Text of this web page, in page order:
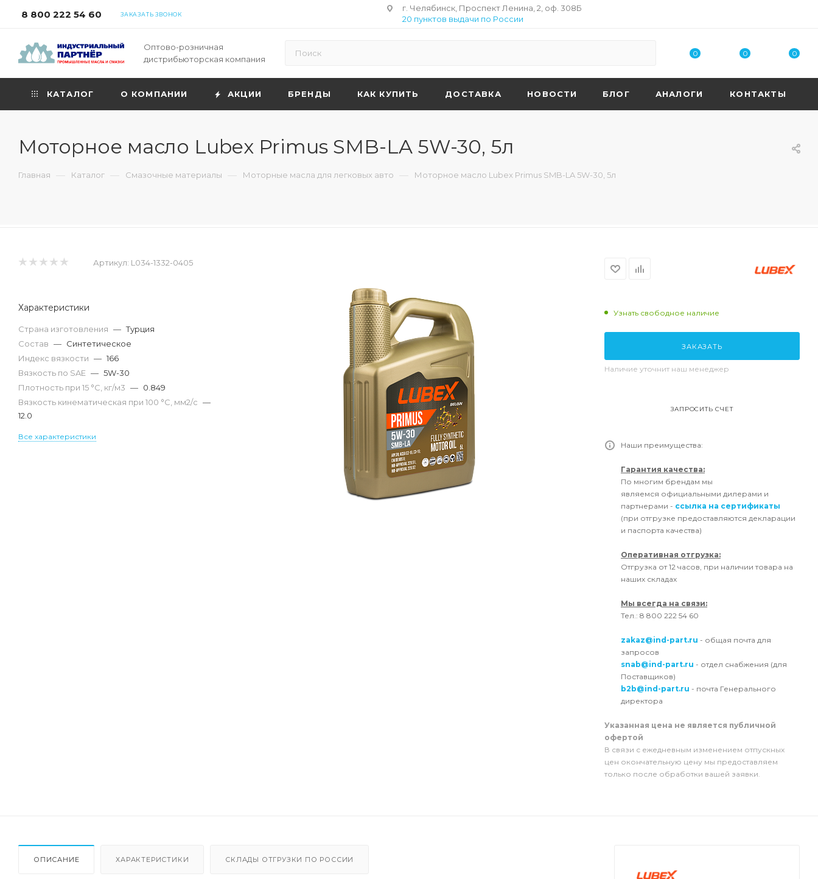
8 800 222 54 60 ЗАКАЗАТЬ ЗВОНОК
г. Челябинск, Проспект Ленина, 2, оф. 308Б
20 пунктов выдачи по России
Оптово-розничная
дистрибьюторская компания
0 0 0
КАТАЛОГ О КОМПАНИИ АКЦИИ БРЕНДЫ КАК КУПИТЬ ДОСТАВКА НОВОСТИ БЛОГ АНАЛОГИ КОНТАКТЫ
Моторное масло Lubex Primus SMB-LA 5W-30, 5л
Главная — Каталог — Смазочные материалы — Моторные масла для легковых авто — Моторное масло Lubex Primus SMB-LA 5W-30, 5л
Артикул: L034-1332-0405
Характеристики
Страна изготовления — Турция
Состав — Синтетическое
Индекс вязкости — 166
Вязкость по SAE — 5W-30
Плотность при 15 °С, кг/м3 — 0.849
Вязкость кинематическая при 100 °С, мм2/с —
12.0
Все характеристики
Узнать свободное наличие
ЗАКАЗАТЬ
Наличие уточнит наш менеджер
ЗАПРОСИТЬ СЧЕТ
Наши преимущества:
Гарантия качества:
По многим брендам мы
являемся официальными дилерами и
партнерами - ссылка на сертификаты
(при отгрузке предоставляются декларации
и паспорта качества)
Оперативная отгрузка:
Отгрузка от 12 часов, при наличии товара на
наших складах
Мы всегда на связи:
Тел.: 8 800 222 54 60
zakaz@ind-part.ru - общая почта для
запросов
snab@ind-part.ru - отдел снабжения (для
Поставщиков)
b2b@ind-part.ru - почта Генерального
директора
Указанная цена не является публичной
офертой
В связи с ежедневным изменением отпускных
цен окончательную цену мы предоставляем
только после обработки вашей заявки.
ОПИСАНИЕ ХАРАКТЕРИСТИКИ СКЛАДЫ ОТГРУЗКИ ПО РОССИИ